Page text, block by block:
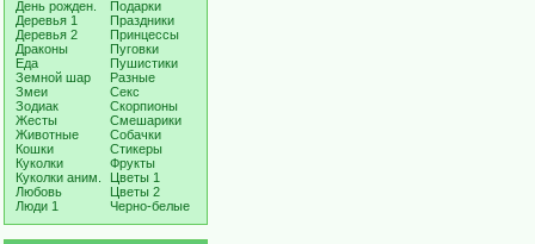
День рожден.
Деревья 1
Деревья 2
Драконы
Еда
Земной шар
Змеи
Зодиак
Жесты
Животные
Кошки
Куколки
Куколки аним.
Любовь
Люди 1
Подарки
Праздники
Принцессы
Пуговки
Пушистики
Разные
Секс
Скорпионы
Смешарики
Собачки
Стикеры
Фрукты
Цветы 1
Цветы 2
Черно-белые